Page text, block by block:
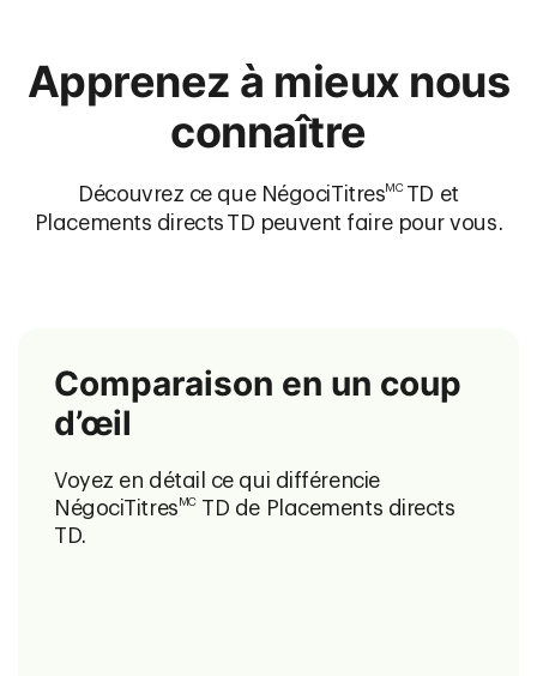
Apprenez à mieux nous
connaître
Découvrez ce que NégociTitres MCTD et
Placements directs TD peuvent faire pour vous.
Comparaison en un coup
d’œil
Voyez en détail ce qui différencie
NégociTitres MCTD de Placements directs
TD.